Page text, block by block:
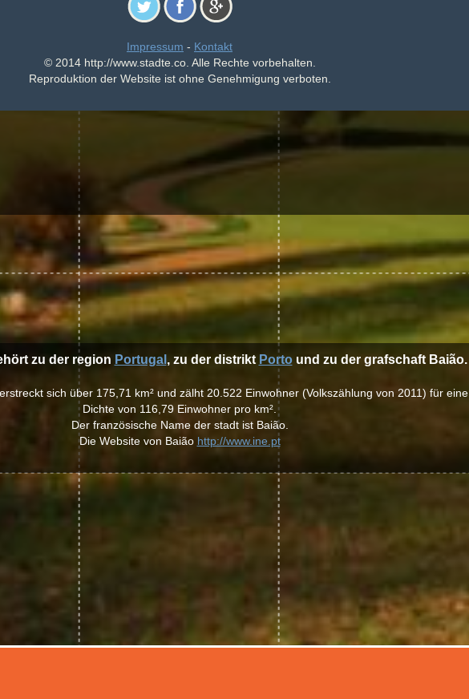
Impressum - Kontakt
© 2014 http://www.stadte.co. Alle Rechte vorbehalten.
Reproduktion der Website ist ohne Genehmigung verboten.
zu der region Portugal , zu der distrikt Portound zu der grafschaft Baião.
sich über 175,71 km² und zälht 20.522 Einwohner (Volkszählung von 2011) für eine
Dichte von 116,79 Einwohner pro km².
Der französische Name der stadt ist Baião.
Die Website von Baião http://www.ine.pt